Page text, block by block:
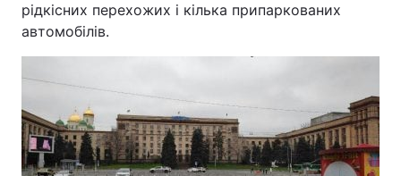
рідкісних перехожих і кілька припаркованих
автомобілів.